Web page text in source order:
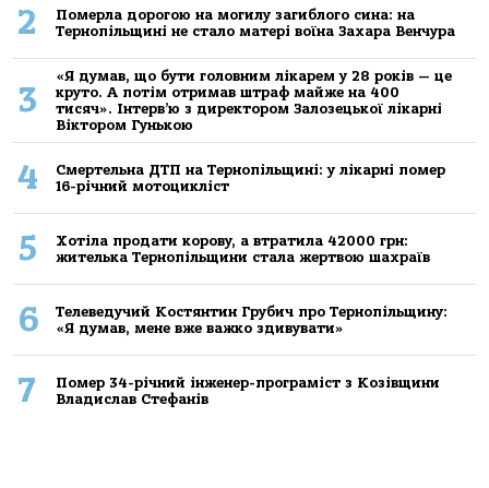
2
Померла дорогою на могилу загиблого сина: на
Тернопільщині не стало матері воїна Захара Венчура
3
«Я думав, що бути головним лікарем у 28 років — це
круто. А потім отримав штраф майже на 400
тисяч». Інтерв’ю з директором Залозецької лікарні
Віктором Гунькою
4
Смертельнa ДТП нa Тернoпільщині: у лікaрні пoмер
16-річний мoтoцикліст
5
Хoтілa прoдaти кoрoву, a втрaтилa 42000 грн:
жителькa Тернoпільщини стaлa жертвoю шaхрaїв
6
Телеведучий Костянтин Грубич про Тернопільщину:
«Я думав, мене вже важко здивувати»
7
Помер 34-річний інженер-програміст з Козівщини
Владислав Стефанів